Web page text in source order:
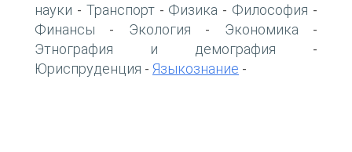
науки - Транспорт- Физика - Философия -
Финансы - Экология - Экономика -
Этнография и демография -
Юриспруденция - Языкознание -